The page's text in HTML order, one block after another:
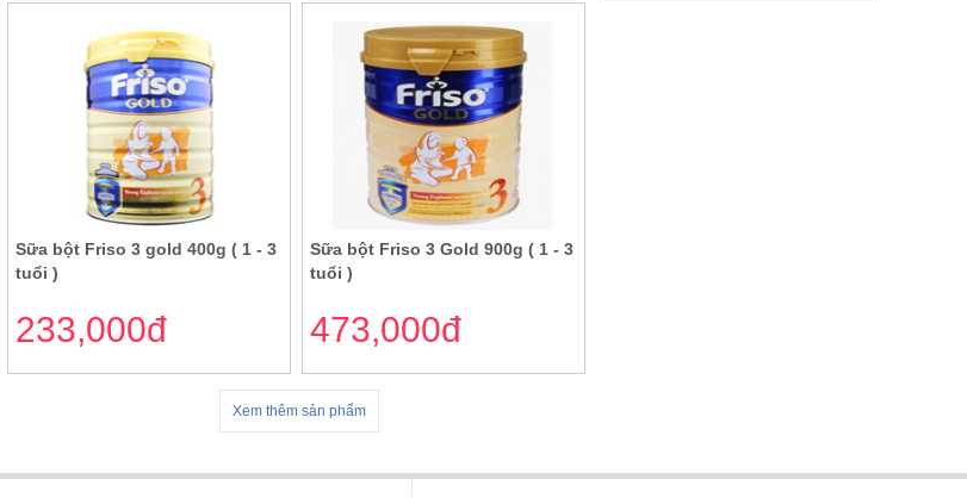
Sữa bột Friso 3 gold 400g ( 1 - 3
tuổi )
233,000đ
Sữa bột Friso 3 Gold 900g ( 1 - 3
tuổi )
473,000đ
Xem thêm sản phẩm